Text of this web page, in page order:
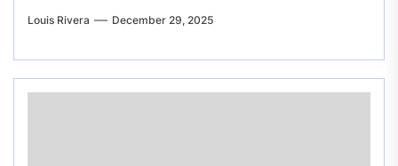
Louis Rivera December 29, 2025